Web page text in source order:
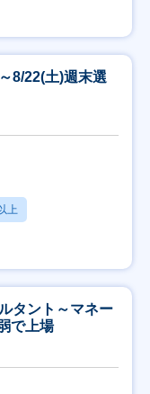
8/22(土)週末選
上
タント～マネー
で上場